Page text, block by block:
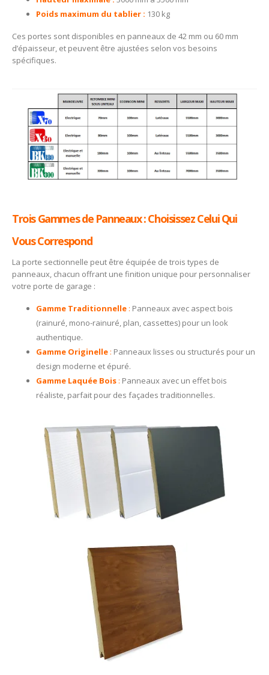
Poids maximum du tablier : 130 kg
Ces portes sont disponibles en panneaux de 42 mm ou 60 mm
d’épaisseur, et peuvent être ajustées selon vos besoins
spécifiques.
Trois Gammes de Panneaux : Choisissez Celui Qui
Vous Correspond
La porte sectionnelle peut être équipée de trois types de
panneaux, chacun offrant une finition unique pour personnaliser
votre porte de garage :
Gamme Traditionnelle : Panneaux avec aspect bois
(rainuré, mono-rainuré, plan, cassettes) pour un look
authentique.
Gamme Originelle : Panneaux lisses ou structurés pour un
design moderne et épuré.
Gamme Laquée Bois : Panneaux avec un effet bois
réaliste, parfait pour des façades traditionnelles.